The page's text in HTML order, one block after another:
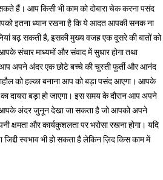
हैं। आप किसी भी काम को दोबारा चेक करना पसंद
इतना ध्यान रखना है कि ये आदत आपकी सनक ना
बढ़ सकती है, इसकी मुख्य वजह एक दूसरे की बातों को
संचार माध्यमों और संवाद में सुधार होगा तथा
आप अपने अंदर एक छोटे बच्चे की चुस्ती फुर्ती और आनंद
को हल्का बनाना आप को बड़ा पसंद आएगा। आपके
दायरा बड़ा हो जाएगा। इस समय के दौरान आप अपने
आपके अंदर जुनून देखा जा सकता है जो आपको अपने
क्षमता और कार्यकुशलता पर भरोसा रखना होगा। यदि
स्वभाव भी हो सकता है लेकिन ज़िद किस काम में